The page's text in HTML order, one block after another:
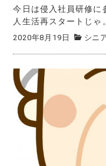
今日は侵入社員研修に
人生活再スタートじゃ。
2020年8月19日 シニ